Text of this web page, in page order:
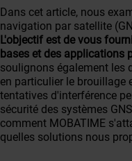
Dans cet article, nous
navigation par satellite
L'objectif est de vous
bases et des applications
soulignons également les
en particulier le brouillage
tentatives d'interférence
sécurité des systèmes
comment MOBATIME
quelles solutions nous